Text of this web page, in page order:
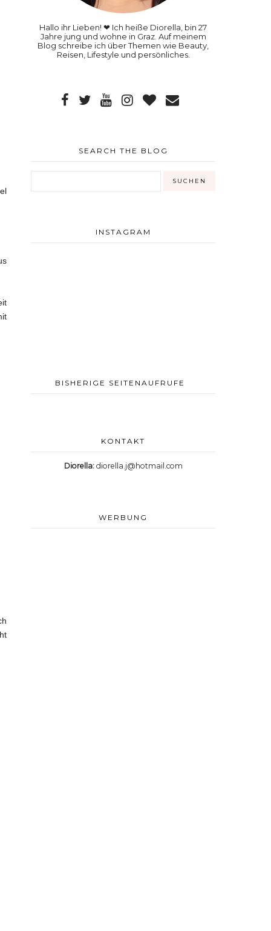
Hallo ihr Lieben! ❤ Ich heiße Diorella, bin 27
Jahre jung und wohne in Graz. Auf meinem
Blog schreibe ich über Themen wie Beauty,
Reisen, Lifestyle und persönliches.
SEARCH THE BLOG
INSTAGRAM
BISHERIGE SEITENAUFRUFE
KONTAKT
Diorella: diorella.j@hotmail.com
WERBUNG